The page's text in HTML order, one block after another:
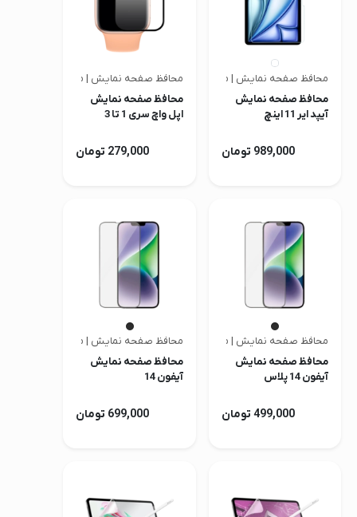
محافظ صفحه نمایش | متفرقه
محافظ صفحه نمایش
آیپد ایر 11 اینچ
989,000 تومان
محافظ صفحه نمایش | متفرقه
محافظ صفحه نمایش
اپل واچ سری 1 تا 3
279,000 تومان
محافظ صفحه نمایش | متفرقه
محافظ صفحه نمایش
آیفون 14 پلاس
499,000 تومان
محافظ صفحه نمایش | متفرقه
محافظ صفحه نمایش
آیفون 14
699,000 تومان